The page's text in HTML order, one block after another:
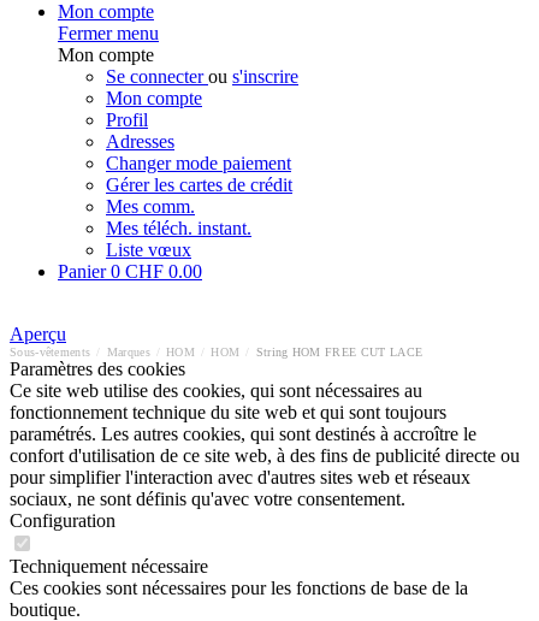
Mon compte
Fermer menu
Mon compte
Se connecterou s'inscrire
Mon compte
Profil
Adresses
Changer mode paiement
Gérer les cartes de crédit
Mes comm.
Mes téléch. instant.
Liste vœux
Panier0 CHF 0.00
Aperçu
Sous-vêtements Marques HOM HOM String HOM FREE CUT LACE
Paramètres des cookies
Ce site web utilise des cookies, qui sont nécessaires au
fonctionnement technique du site web et qui sont toujours
paramétrés. Les autres cookies, qui sont destinés à accroître le
confort d'utilisation de ce site web, à des fins de publicité directe ou
pour simplifier l'interaction avec d'autres sites web et réseaux
sociaux, ne sont définis qu'avec votre consentement.
Configuration
Techniquement nécessaire
Ces cookies sont nécessaires pour les fonctions de base de la
boutique.